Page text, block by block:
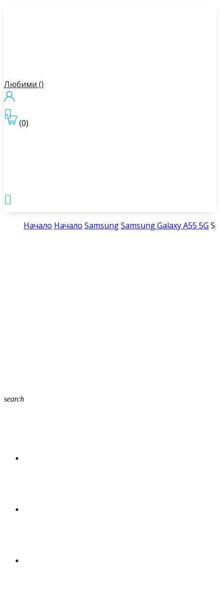
Любими ()
(0)


Начало Начало SamsungSamsung Galaxy A55 5G
search